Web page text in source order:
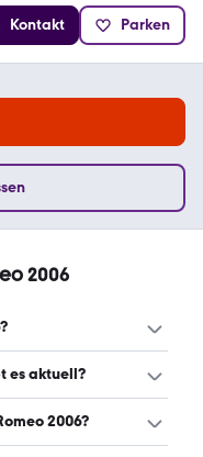
Kontakt Parken
2006
liegt zwischen
es aktuell?
mobile.de, davon
2006?